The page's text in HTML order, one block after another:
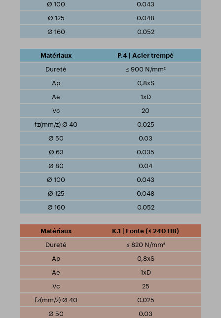
0.043
0.048
0.052
P.4 | Acier trempé
≤ 900 N/mm²
0,8xS
1xD
20
0.025
0.03
0.035
0.04
0.043
0.048
0.052
K.1 | Fonte (≤ 240 HB)
≤ 820 N/mm²
0,8xS
1xD
25
0.025
0.03